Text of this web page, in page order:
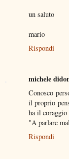
un saluto
mario
Rispondi
michele
Conosco
il proprio
ha il
"A parlare
Rispondi